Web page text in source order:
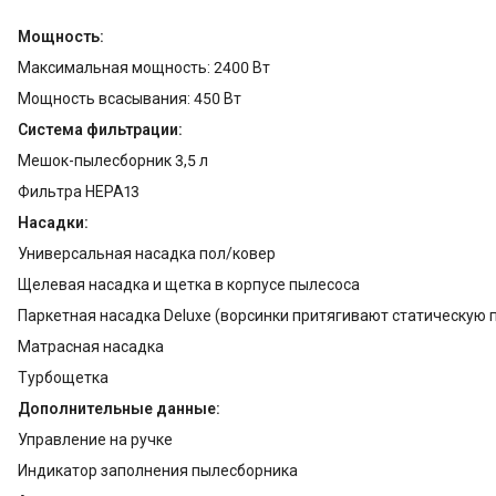
Мощность:
Максимальная мощность: 2400 Вт
Мощность всасывания: 450 Вт
Система фильтрации:
Мешок-пылесборник 3,5 л
Фильтра HEPA13
Насадки:
Универсальная насадка пол/ковер
Щелевая насадка и щетка в корпусе пылесоса
Паркетная насадка Deluxe (ворсинки притягивают статическую
Матрасная насадка
Турбощетка
Дополнительные данные:
Управление на ручке
Индикатор заполнения пылесборника